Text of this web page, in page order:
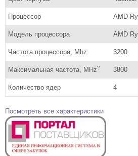
Процессор AMD
Модель процессора AMD
Частота процессора, Mhz 3200
Максимальная частота, MHz? 3800
Количество ядер 4
Посмотреть все характеристики